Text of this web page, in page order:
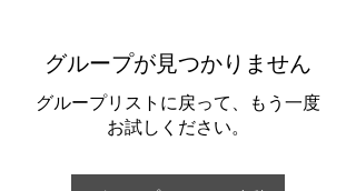
グループが見つかりません
グループリストに戻って、もう一度
お試しください。